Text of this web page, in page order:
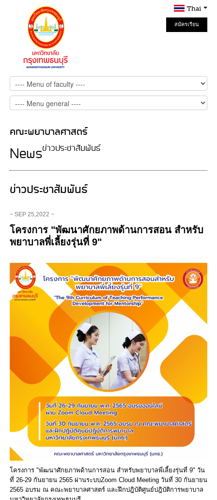
Thai
สมัครเรียน
Online
คณะพยาบาลศาสตร์
ข่าวประชาสัมพันธ์
News
ข่าวประชาสัมพันธ์
− SEP 25,2022 −
โครงการ "พัฒนาศักยภาพด้านการสอน สำหรับ
พยาบาลพี่เลี้ยงรุ่นที่ 9"
โครงการ "พัฒนาศักยภาพด้านการสอน สำหรับพยาบาลพี่เลี้ยงรุ่นที่ 9" วัน
ที่ 26-29 กันยายน 2565 ผ่านระบบZoom Cloud Meeting วันที่ 30 กันยายน
2565 อบรม ณ คณะพยาบาลศาสตร์ และฝึกปฎิบัติศูนย์ปฎิบัติการพยาบาล